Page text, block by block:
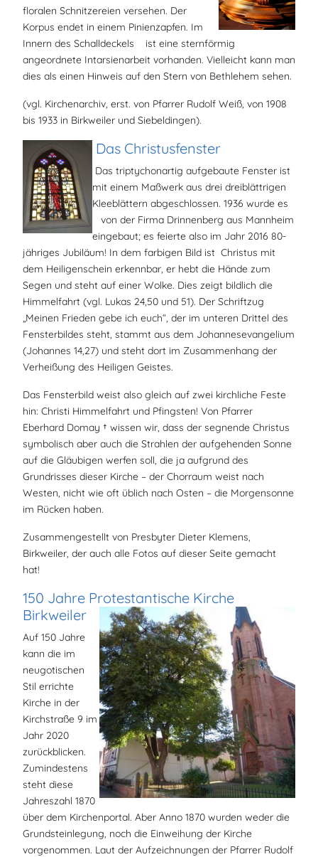
floralen Schnitzereien versehen. Der
Korpus endet in einem Pinienzapfen. Im
Innern des Schalldeckels ist eine sternförmig
angeordnete Intarsienarbeit vorhanden. Vielleicht kann man
dies als einen Hinweis auf den Stern von Bethlehem sehen.
(vgl. Kirchenarchiv, erst. von Pfarrer Rudolf Weiß, von 1908
bis 1933 in Birkweiler und Siebeldingen).
Das Christusfenster
Das triptychonartig aufgebaute Fenster ist
mit einem Maßwerk aus drei dreiblättrigen
Kleeblättern abgeschlossen. 1936 wurde es
von der Firma Drinnenberg aus Mannheim
eingebaut; es feierte also im Jahr 2016 80-
jähriges Jubiläum! In dem farbigen Bild ist Christus mit
dem Heiligenschein erkennbar, er hebt die Hände zum
Segen und steht auf einer Wolke. Dies zeigt bildlich die
Himmelfahrt (vgl. Lukas 24,50 und 51). Der Schriftzug
„Meinen Frieden gebe ich euch“, der im unteren Drittel des
Fensterbildes steht, stammt aus dem Johannesevangelium
(Johannes 14,27) und steht dort im Zusammenhang der
Verheißung des Heiligen Geistes.
Das Fensterbild weist also gleich auf zwei kirchliche Feste
hin: Christi Himmelfahrt und Pfingsten! Von Pfarrer
Eberhard Domay † wissen wir, dass der segnende Christus
symbolisch aber auch die Strahlen der aufgehenden Sonne
auf die Gläubigen werfen soll, die ja aufgrund des
Grundrisses dieser Kirche – der Chorraum weist nach
Westen, nicht wie oft üblich nach Osten – die Morgensonne
im Rücken haben.
Zusammengestellt von Presbyter Dieter Klemens,
Birkweiler, der auch alle Fotos auf dieser Seite gemacht
hat!
150 Jahre Protestantische Kirche
Birkweiler
Auf 150 Jahre
kann die im
neugotischen
Stil errichte
Kirche in der
Kirchstraße 9 im
Jahr 2020
zurückblicken.
Zumindestens
steht diese
Jahreszahl 1870
über dem Kirchenportal. Aber Anno 1870 wurden weder die
Grundsteinlegung, noch die Einweihung der Kirche
vorgenommen. Laut der Aufzeichnungen der Pfarrer Rudolf